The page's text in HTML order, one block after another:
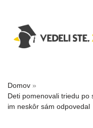
Domov »
Deti pomenovali triedu po
im neskôr sám odpovedal